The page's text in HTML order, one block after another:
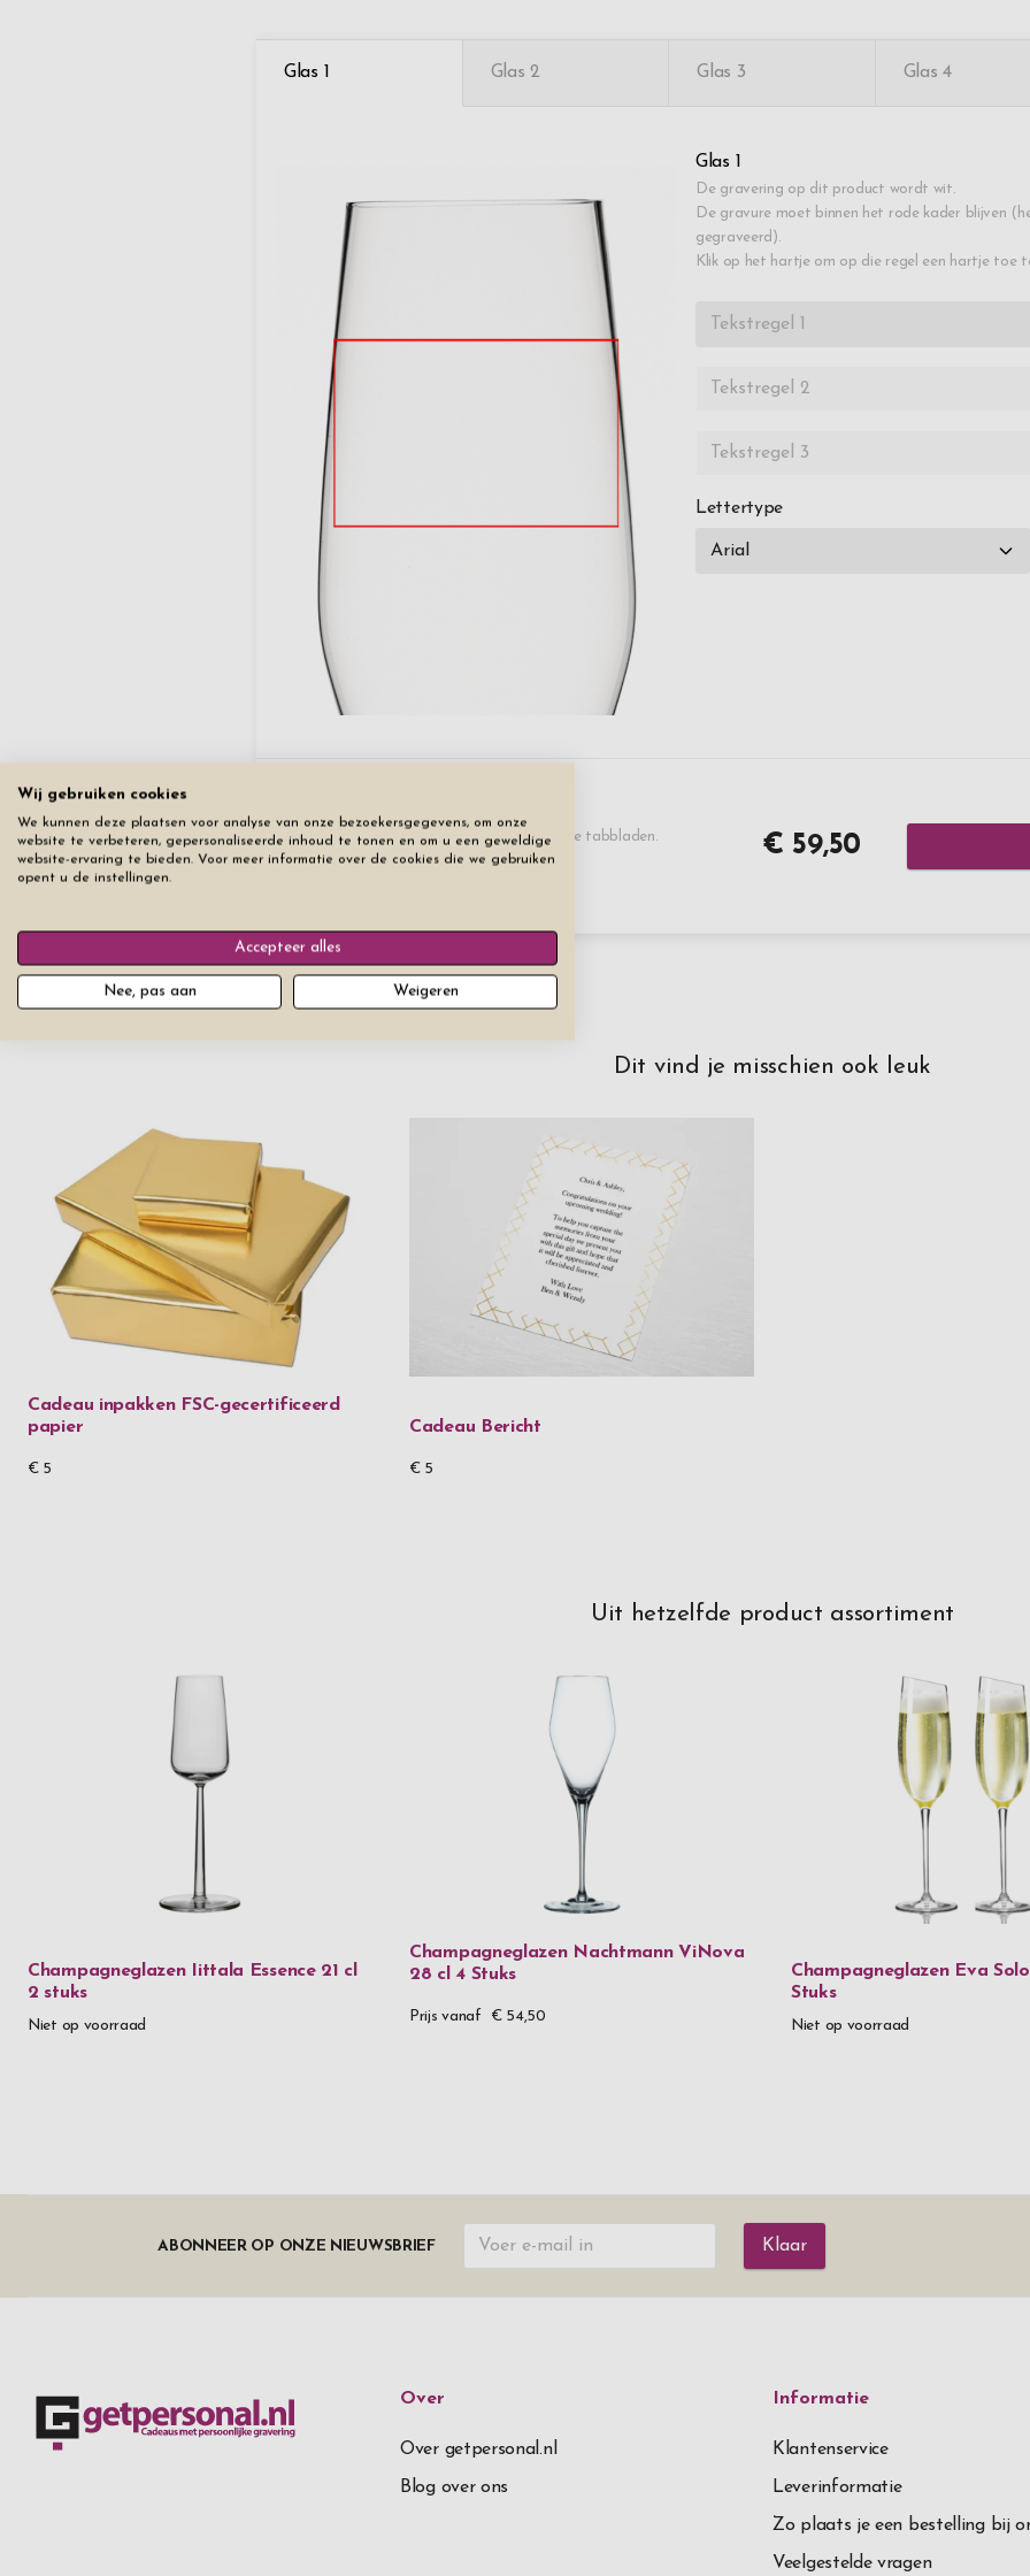
Glas 1 Glas 2 Glas 3 Glas 4
Glas 1
De gravering op dit product wordt wit.
De gravure moet binnen het rode kader blijven
gegraveerd).
Klik op het hartje om op die regel een hartje toe
Lettertype
Kopieer het eerste tabblad naar de andere tabbladen. € 59,50
Dit vind je misschien ook leuk
Cadeau inpakken FSC-gecertificeerd
papier
€ 5
Cadeau Bericht
€ 5
Uit hetzelfde product assortiment
Champagneglazen Iittala Essence 21 cl
2 stuks
Niet op voorraad
Champagneglazen Nachtmann ViNova
28 cl 4 Stuks
Prijs vanaf € 54,50
Champagneglazen Eva
Stuks
Niet op voorraad
ABONNEER OP ONZE NIEUWSBRIEF Klaar
Over
Over getpersonal.nl
Blog over ons
Informatie
Klantenservice
Leverinformatie
Zo plaats je een bestelling bij
Veelgestelde vragen
Wij gebruiken cookies
We kunnen deze plaatsen voor analyse van onze bezoekersgegevens, om onze
website te verbeteren, gepersonaliseerde inhoud te tonen en om u een geweldige
website-ervaring te bieden. Voor meer informatie over de cookies die we gebruiken
opent u de instellingen.
Accepteer alles
Nee, pas aan Weigeren